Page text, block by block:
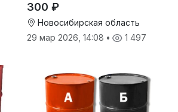
300 ₽
Новосибирская область
29 мар 2026, 14:08 • 1 497